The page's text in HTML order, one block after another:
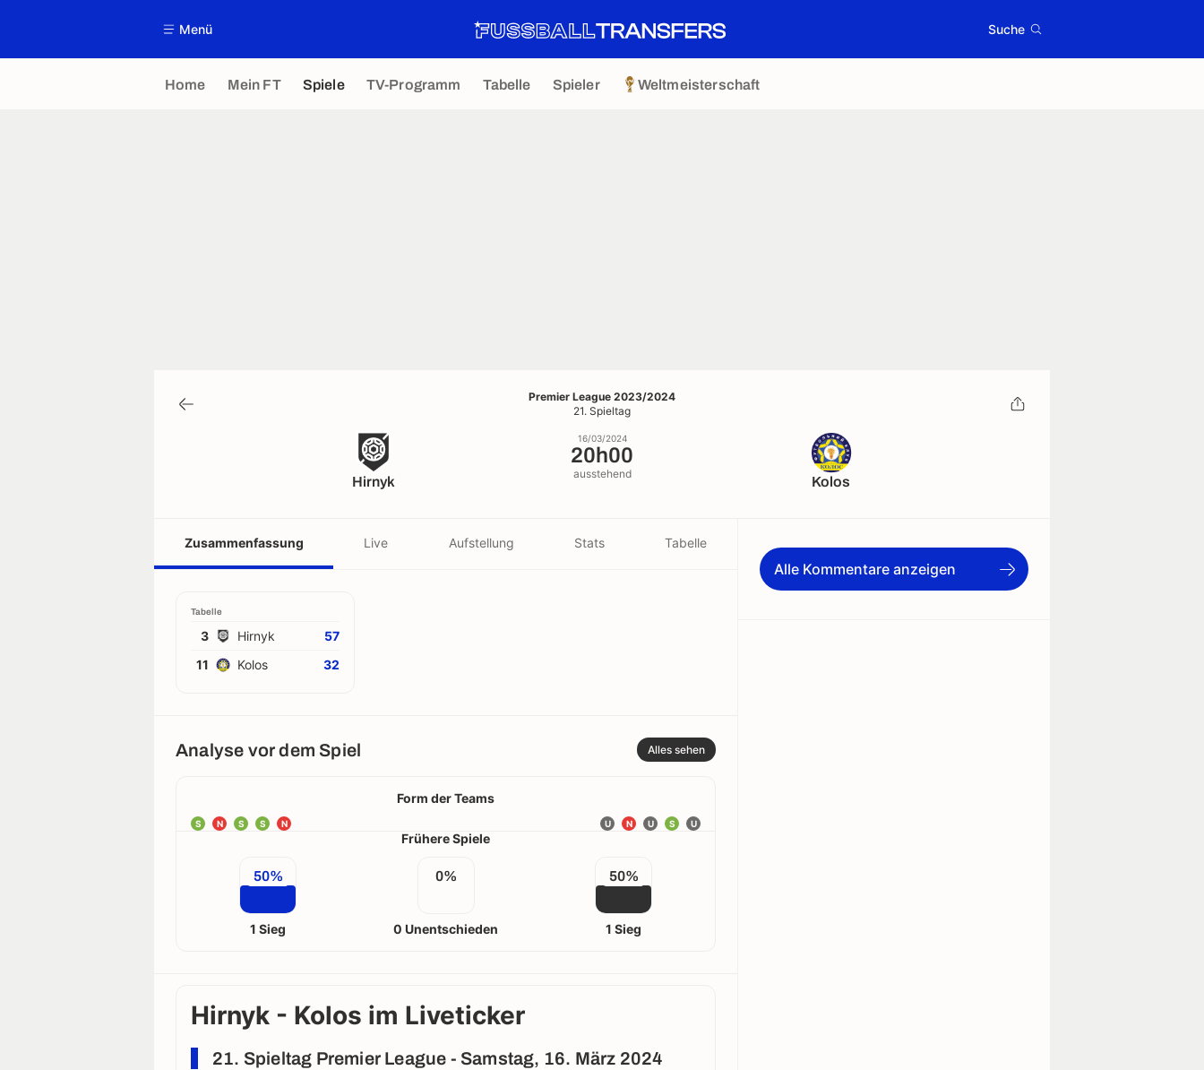
Menü Suche
Home Mein FT Spiele TV-Programm Tabelle Spieler Weltmeisterschaft
Premier League 2023/2024
21. Spieltag
Hirnyk
16/03/2024
20h00
ausstehend
Kolos
Zusammenfassung Live Aufstellung Stats Tabelle
Tabelle
3 Hirnyk
57
11
Kolos 32
Analyse vor dem Spiel Alles sehen
Form der Teams
S N S S N U
S
U
N
U
Frühere Spiele
50%
1 Sieg
0%
0 Unentschieden
50%
1 Sieg
Hirnyk - Kolos im Liveticker
21. Spieltag Premier League - Samstag, 16. März 2024
Alle Kommentare anzeigen